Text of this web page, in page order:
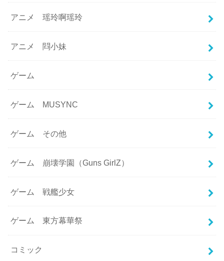
アニメ 瑶玲啊瑶玲
アニメ 閰小妹
ゲーム
ゲーム MUSYNC
ゲーム その他
ゲーム 崩壊学園（Guns GirlZ）
ゲーム 戦艦少女
ゲーム 東方幕華祭
コミック